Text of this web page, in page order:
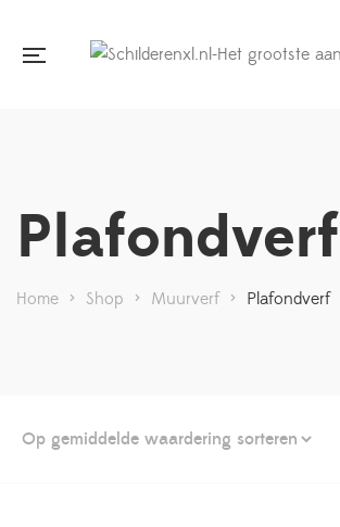
Plafondverf
Home > Shop > Muurverf > Plafondverf